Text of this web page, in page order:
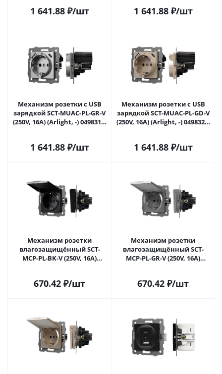
1 641.88₽/шт 1 641.88₽/шт
Механизм розетки с USB
зарядкой SCT-MUAC-PL-GR-V
(250V, 16A) (Arlight, -) 049831 в
1 641.88₽/шт
Механизм розетки с USB
зарядкой SCT-MUAC-PL-GD-V
(250V, 16A) (Arlight, -) 049832 в
1 641.88₽/шт
Механизм розетки
влагозащищённый SCT-
MCP-PL-BK-V (250V, 16A)
670.42 ₽/шт
Механизм розетки
влагозащищённый SCT-
MCP-PL-GR-V (250V, 16A)
670.42 ₽/шт